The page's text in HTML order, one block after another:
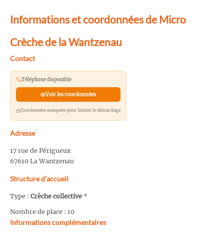
Informations et coordonnées de Micro
Crèche de la Wantzenau
Contact
Téléphone disponible
Voir les coordonnées
Coordonnées masquées pour limiter le démarchage
Adresse
17 rue de Périgueux
67610 La Wantzenau
Structure d’accueil
Type : Crèche collective *
Nombre de place : 10
Informations complémentaires